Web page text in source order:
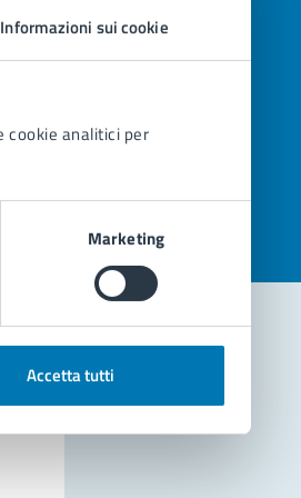
Informazioni sui cookie
cookie analitici per
Marketing
Accetta tutti